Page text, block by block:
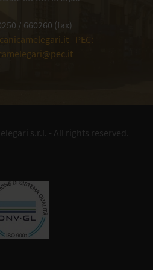
/ 660260 (fax)
- PEC:
s.r.l. - All rights reserved.